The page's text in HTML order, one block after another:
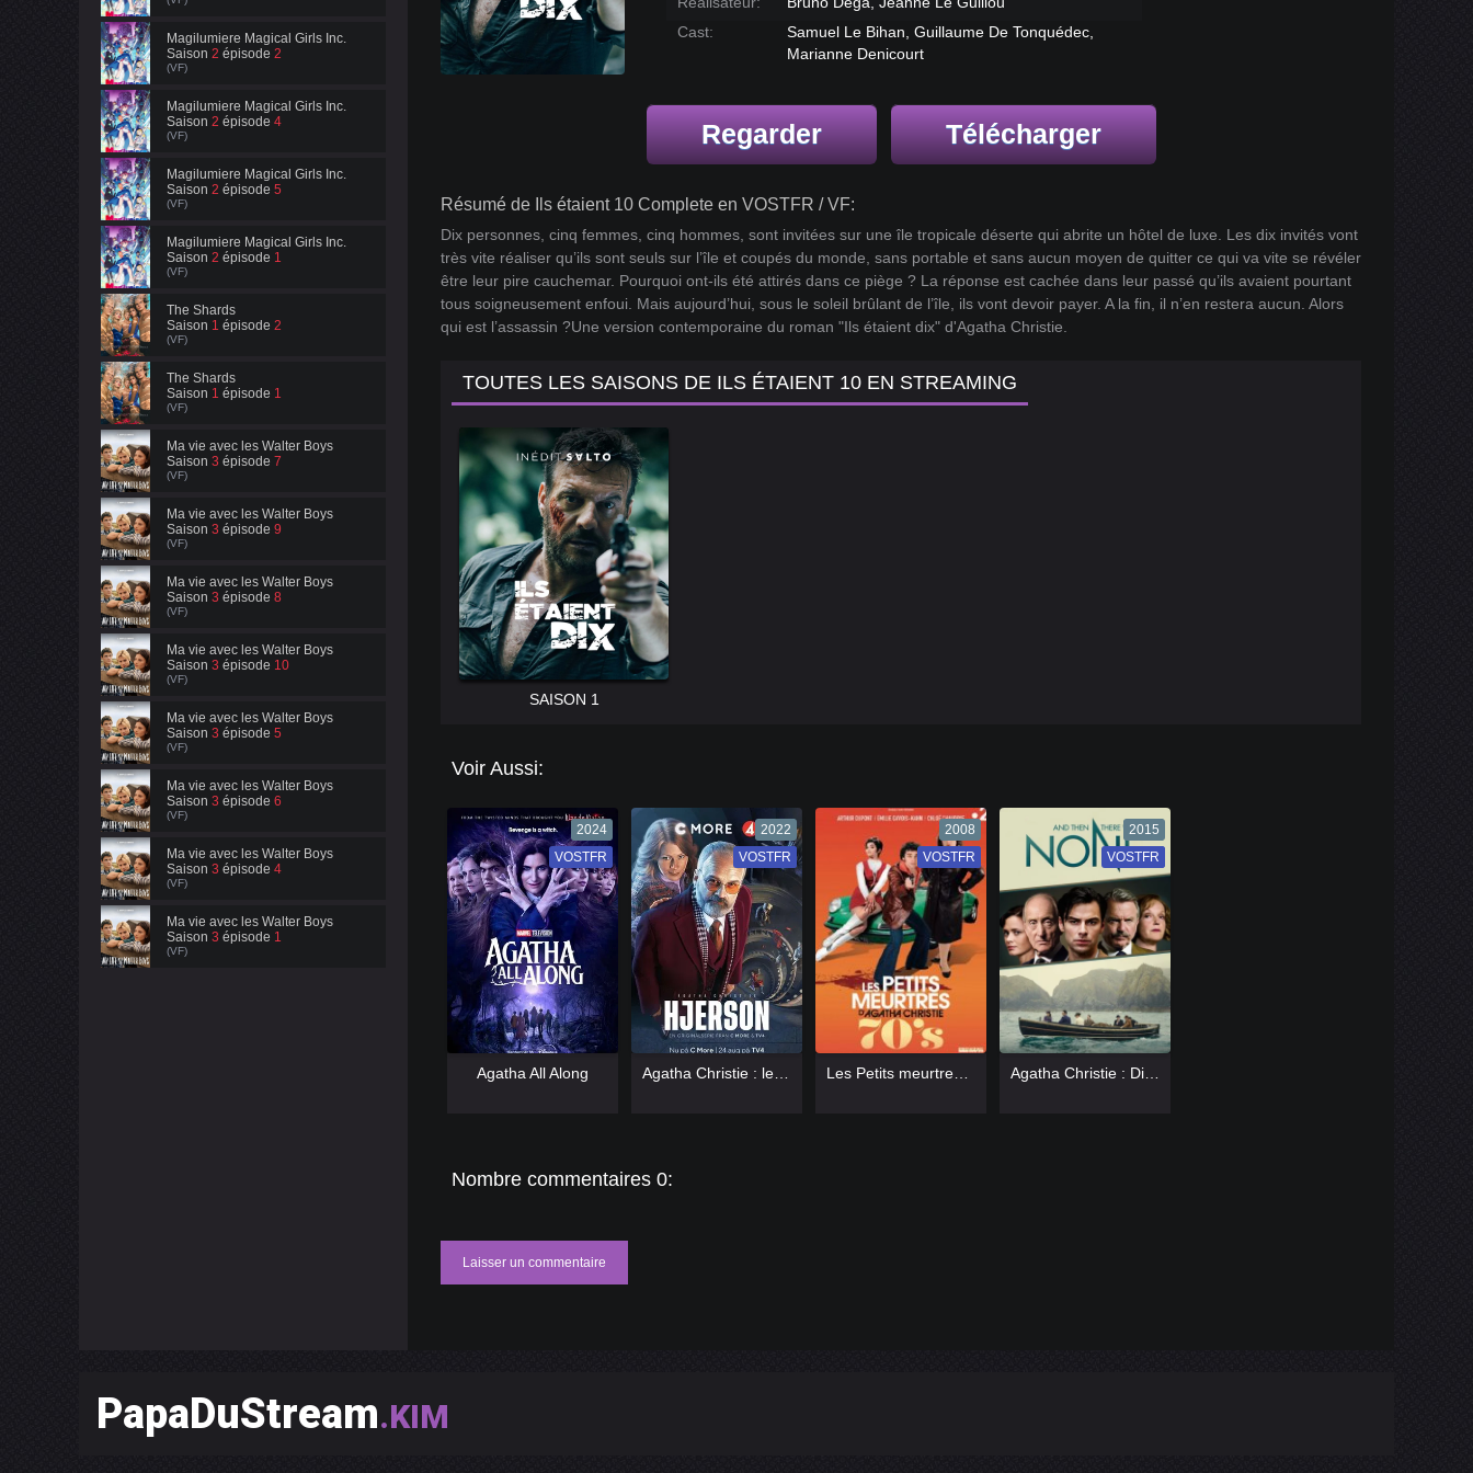
Magilumiere Magical Girls Inc.
Saison 2 épisode 2
(VF)
Magilumiere Magical Girls Inc.
Saison 2 épisode 4
(VF)
Magilumiere Magical Girls Inc.
Saison 2 épisode 5
(VF)
Magilumiere Magical Girls Inc.
Saison 2 épisode 1
(VF)
The Shards
Saison 1 épisode 2
(VF)
The Shards
Saison 1 épisode 1
(VF)
Ma vie avec les Walter Boys
Saison 3 épisode 7
(VF)
Ma vie avec les Walter Boys
Saison 3 épisode 9
(VF)
Ma vie avec les Walter Boys
Saison 3 épisode 8
(VF)
Ma vie avec les Walter Boys
Saison 3 épisode 10
(VF)
Ma vie avec les Walter Boys
Saison 3 épisode 5
(VF)
Ma vie avec les Walter Boys
Saison 3 épisode 6
(VF)
Ma vie avec les Walter Boys
Saison 3 épisode 4
(VF)
Ma vie avec les Walter Boys
Saison 3 épisode 1
(VF)
Cast:
Samuel Le Bihan, Guillaume De Tonquédec,
Marianne Denicourt
Regarder Télécharger
Résumé de Ils étaient 10 Complete en VOSTFR / VF:
Dix personnes, cinq femmes, cinq hommes, sont invitées sur une île tropicale déserte qui abrite un hôtel de luxe. Les dix invités vont
très vite réaliser qu’ils sont seuls sur l’île et coupés du monde, sans portable et sans aucun moyen de quitter ce qui va vite se révéler
être leur pire cauchemar. Pourquoi ont-ils été attirés dans ce piège ? La réponse est cachée dans leur passé qu’ils avaient pourtant
tous soigneusement enfoui. Mais aujourd’hui, sous le soleil brûlant de l’île, ils vont devoir payer. A la fin, il n’en restera aucun. Alors
qui est l’assassin ?Une version contemporaine du roman "Ils étaient dix" d'Agatha Christie.
TOUTES LES SAISONS DE ILS ÉTAIENT 10 EN STREAMING
SAISON 1
Voir Aussi:
2024
VF
[catlist=12]
VOSTFR
[/catlist]
Agatha All Along
2022
VF
[catlist=12]
VOSTFR
[/catlist]
2008
VF
[catlist=12]
VOSTFR
[/catlist]
2015
VF
[catlist=12]
VOSTFR
[/catlist]
Nombre commentaires 0:
Laisser un commentaire
PapaDuStream.KIM